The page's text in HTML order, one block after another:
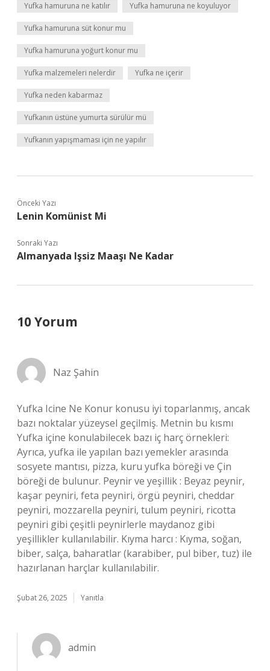
Yufka hamuruna ne katılır Yufka hamuruna ne koyuluyor
Yufka hamuruna süt konur mu
Yufka hamuruna yoğurt konur mu
Yufka malzemeleri nelerdir Yufka ne içerir
Yufka neden kabarmaz
Yufkanın üstüne yumurta sürülür mü
Yufkanın yapışmaması için ne yapılır
Önceki Yazı
Lenin Komünist Mi
Sonraki Yazı
Almanyada Işsiz Maaşı Ne Kadar
10 Yorum
Naz Şahin
Yufka Icine Ne Konur konusu iyi toparlanmış, ancak
bazı noktalar yüzeysel geçilmiş. Metnin bu kısmı
Yufka içine konulabilecek bazı iç harç örnekleri:
Ayrıca, yufka ile yapılan bazı yemekler arasında
sosyete mantısı, pizza, kuru yufka böreği ve Çin
böreği de bulunur. Peynir ve yeşillik : Beyaz peynir,
kaşar peyniri, feta peyniri, örgü peyniri, cheddar
peyniri, mozzarella peyniri, tulum peyniri, ricotta
peyniri gibi çeşitli peynirlerle maydanoz gibi
yeşillikler kullanılabilir. Kıyma harcı : Kıyma, soğan,
biber, salça, baharatlar (karabiber, pul biber, tuz) ile
hazırlanan harçlar kullanılabilir.
Şubat 26, 2025 Yanıtla
admin